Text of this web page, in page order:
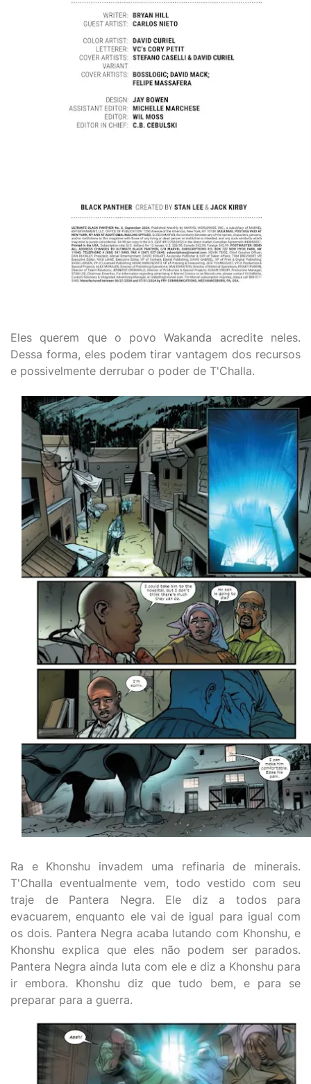
Eles querem que o povo Wakanda acredite neles.
Dessa forma, eles podem tirar vantagem dos recursos
e possivelmente derrubar o poder de T'Challa.
Ra e Khonshu invadem uma refinaria de minerais.
T'Challa eventualmente vem, todo vestido com seu
traje de Pantera Negra. Ele diz a todos para
evacuarem, enquanto ele vai de igual para igual com
os dois. Pantera Negra acaba lutando com Khonshu, e
Khonshu explica que eles não podem ser parados.
Pantera Negra ainda luta com ele e diz a Khonshu para
ir embora. Khonshu diz que tudo bem, e para se
preparar para a guerra.